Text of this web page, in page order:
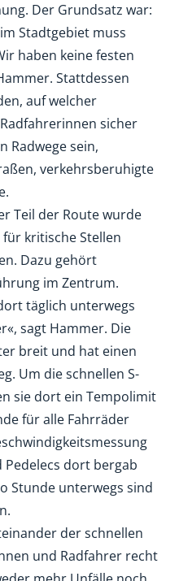
Der Grundsatz war:
Stadtgebiet muss
haben keine festen
Stattdessen
auf welcher
sicher
Radwege sein,
verkehrsberuhigte
Teil der Route wurde
kritische Stellen
Dazu gehört
im Zentrum.
täglich unterwegs
sagt Hammer. Die
breit und hat einen
Um die schnellen S-
sie dort ein Tempolimit
für alle Fahrräder
Pedelecs dort bergab
Stunde unterwegs sind
der schnellen
und Radfahrer recht